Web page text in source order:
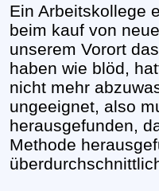
Ein Arbeitskollege
beim kauf von
unserem Vorort
haben wie blöd,
nicht mehr
ungeeignet, also
herausgefunden,
Methode